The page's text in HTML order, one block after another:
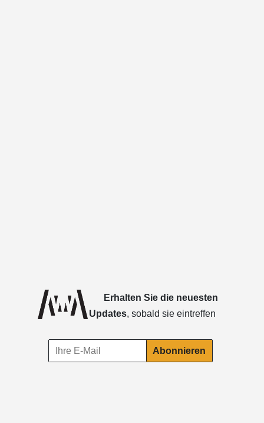
Erhalten Sie die neuesten
Updates, sobald sie eintreffen